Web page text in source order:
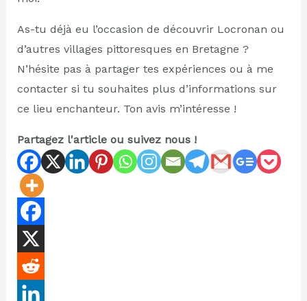
As-tu déjà eu l’occasion de découvrir Locronan ou
d’autres villages pittoresques en Bretagne ?
N’hésite pas à partager tes expériences ou à me
contacter si tu souhaites plus d’informations sur
ce lieu enchanteur. Ton avis m’intéresse !
Partagez l'article ou suivez nous !